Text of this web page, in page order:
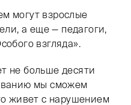
могут взрослые
а еще — педагоги,
взгляда».
не больше десяти
мы сможем
живет с нарушением